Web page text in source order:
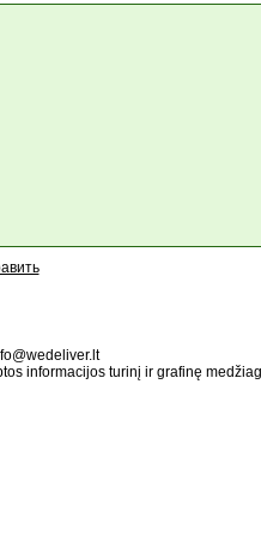
informacijos turinį ir grafinę